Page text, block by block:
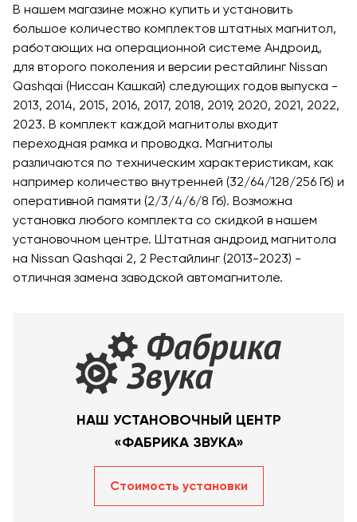
В нашем магазине можно купить и установить
большое количество комплектов штатных магнитол,
работающих на операционной системе Андроид,
для второго поколения и версии рестайлинг Nissan
Qashqai (Ниссан Кашкай) следующих годов выпуска -
2013, 2014, 2015, 2016, 2017, 2018, 2019, 2020, 2021, 2022,
2023. В комплект каждой магнитолы входит
переходная рамка и проводка. Магнитолы
различаются по техническим характеристикам, как
например количество внутренней (32/64/128/256 Гб) и
оперативной памяти (2/3/4/6/8 Гб). Возможна
установка любого комплекта со скидкой в нашем
установочном центре. Штатная андроид магнитола
на Nissan Qashqai 2, 2 Рестайлинг (2013-2023) -
отличная замена заводской автомагнитоле.
НАШ УСТАНОВОЧНЫЙ ЦЕНТР
«ФАБРИКА ЗВУКА»
Стоимость уcтановки